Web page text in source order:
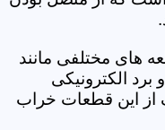
های مختلفی مانند
الکترونیکی
این قطعات خراب